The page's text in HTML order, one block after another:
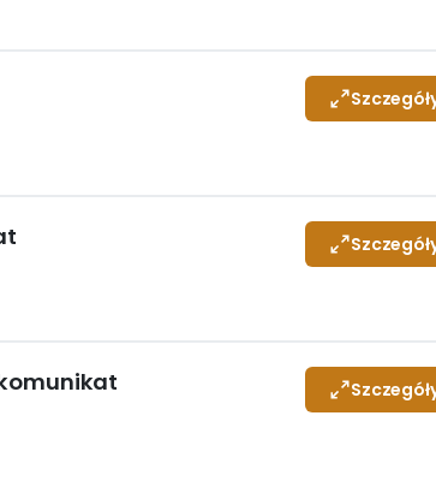
komunikat